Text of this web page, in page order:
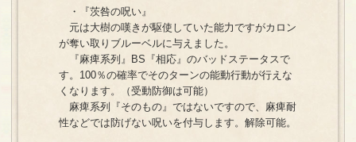
・『茨咎の呪い』
元は大樹の嘆きが駆使していた能力ですがカロン
が奪い取りブルーベルに与えました。
『麻痺系列』BS『相応』のバッドステータスで
す。100％の確率でそのターンの能動行動が行えな
くなります。（受動防御は可能）
麻痺系列『そのもの』ではないですので、麻痺耐
性などでは防げない呪いを付与します。解除可能。